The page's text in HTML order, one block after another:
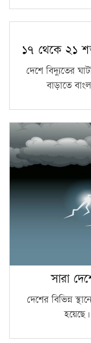
১৭ থেকে ২১
দেশে বিদ্যুতের
বাড়াতে
সারা
দেশের বিভিন্ন